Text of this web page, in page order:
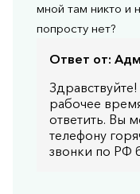
мной там никто и
попросту нет?
Ответ от:
рабочее
ответить. Вы
телефону
звонки по РФ